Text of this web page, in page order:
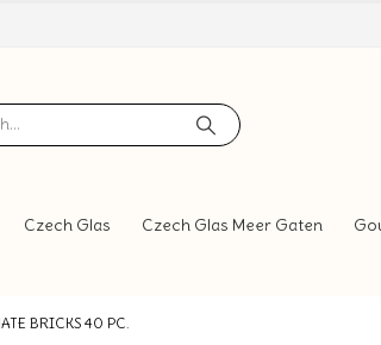
Czech Glas Czech Glas Meer Gaten
BRICKS 40 PC.